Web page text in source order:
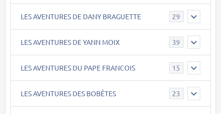
LES AVENTURES DE DANY BRAGUETTE 29
LES AVENTURES DE YANN MOIX 39
LES AVENTURES DU PAPE FRANCOIS 15
LES AVENTURES DES BOBÊTES 23